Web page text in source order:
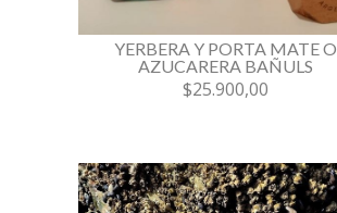
YERBERA Y PORTA MATE O
AZUCARERA BAÑULS
$25.900,00